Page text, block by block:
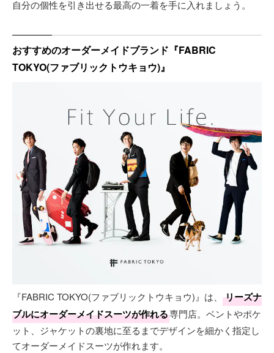
自分の個性を引き出せる最高の一着を手に入れましょう。
おすすめのオーダーメイドブランド『FABRIC
TOKYO(ファブリックトウキョウ)』
『FABRIC TOKYO(ファブリックトウキョウ)』は、
リーズナ
ブルにオーダーメイドスーツが作れる専門店。ベントやポケ
ット、ジャケットの裏地に至るまでデザインを細かく指定し
てオーダーメイドスーツが作れます。